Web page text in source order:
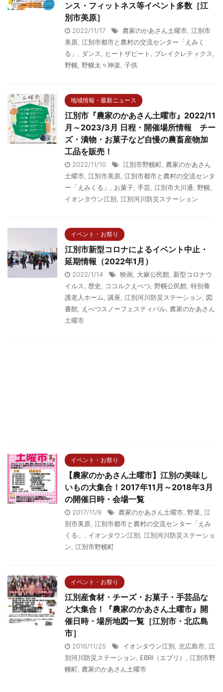
ンス・フィットネス等イベント多数［江
別市美原］
2022/11/17 農家のかあさん土曜市, 江別市
美原, 江別市都市と農村の交流センター「えみく
る」 , ダンス, ヒートザビート , ブレイクレティクス,
野幌, 野幌太々神楽, 子供
地域情報・最新ニュース
江別市『農家のかあさん土曜市』2022/11
月～2023/3月 日程・開催場所情報 チー
ズ・漬物・お菓子など自慢の農畜産物加
工品を販売！
2022/11/10 江別市野幌町, 農家のかあさん
土曜市, 江別市美原, 江別市都市と農村の交流センタ
ー「えみくる」 , お菓子, 手芸, 江別市大川通, 野幌,
イオンタウン江別, 江別河川防災ステーション
イベント・お祭り
江別市新型コロナによるイベント中止・
延期情報（2022年1月）
2022/1/14 映画, 大麻公民館, 新型コロナウ
イルス, 歴史, ココルクえべつ, 野幌公民館, 特別養
護老人ホーム, 講座, 江別河川防災ステーション, 図
書館, えべつスノーフェスティバル, 農家のかあさん
土曜市
イベント・お祭り
【農家のかあさん土曜市】江別の美味し
いもの大集合！2017年11月～2018年3月
の開催日時・会場一覧
2017/11/9 農家のかあさん土曜市, 野菜, 江
別市美原, 江別市都市と農村の交流センター「えみ
くる」 , イオンタウン江別, 江別河川防災ステーショ
ン, 江別市野幌町
イベント・お祭り
江別産食材・チーズ・お菓子・手芸品な
ど大集合！『農家のかあさん土曜市』開
催日時・場所地図一覧［江別市・北広島
市］
2016/11/25 イオンタウン江別, 北広島市, 江
別河川防災ステーション, EBRI（エブリ） , 江別市野
幌町, 農家のかあさん土曜市